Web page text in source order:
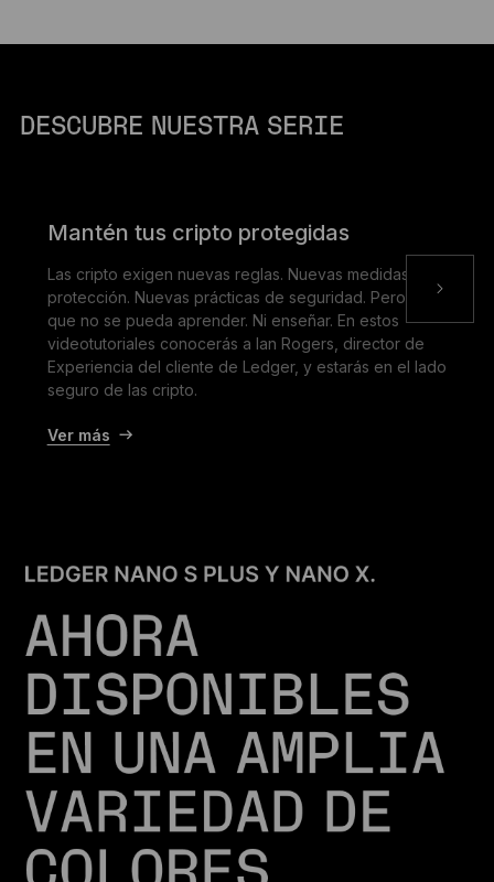
DESCUBRE NUESTRA SERIE
Mantén tus cripto protegidas
Las cripto exigen nuevas reglas. Nuevas medidas de
protección. Nuevas prácticas de seguridad. Pero nada
que no se pueda aprender. Ni enseñar. En estos
videotutoriales conocerás a Ian Rogers, director de
Experiencia del cliente de Ledger, y estarás en el lado
seguro de las cripto.
Ver más